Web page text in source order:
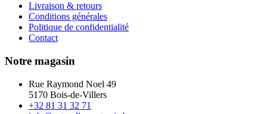
Livraison & retours
Conditions générales
Politique de confidentialité
Contact
Notre magasin
Rue Raymond Noel 49
5170 Bois-de-Villers
+32 81 31 32 71